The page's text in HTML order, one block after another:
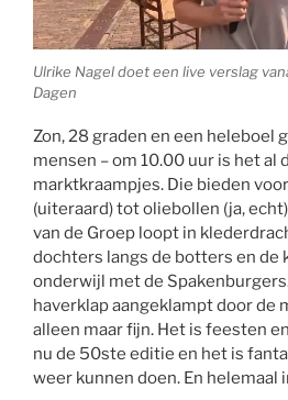
Ulrike Nagel doet een live verslag
Dagen
Zon, 28 graden en een heleboel
mensen – om 10.00 uur is het al
marktkraampjes. Die bieden
(uiteraard) tot oliebollen (ja,
van de Groep loopt in
dochters langs de botters en de
onderwijl met de Spakenburgers.
haverklap aangeklampt door de
alleen maar fijn. Het is feesten
nu de 50ste editie en het is
weer kunnen doen. En helemaal